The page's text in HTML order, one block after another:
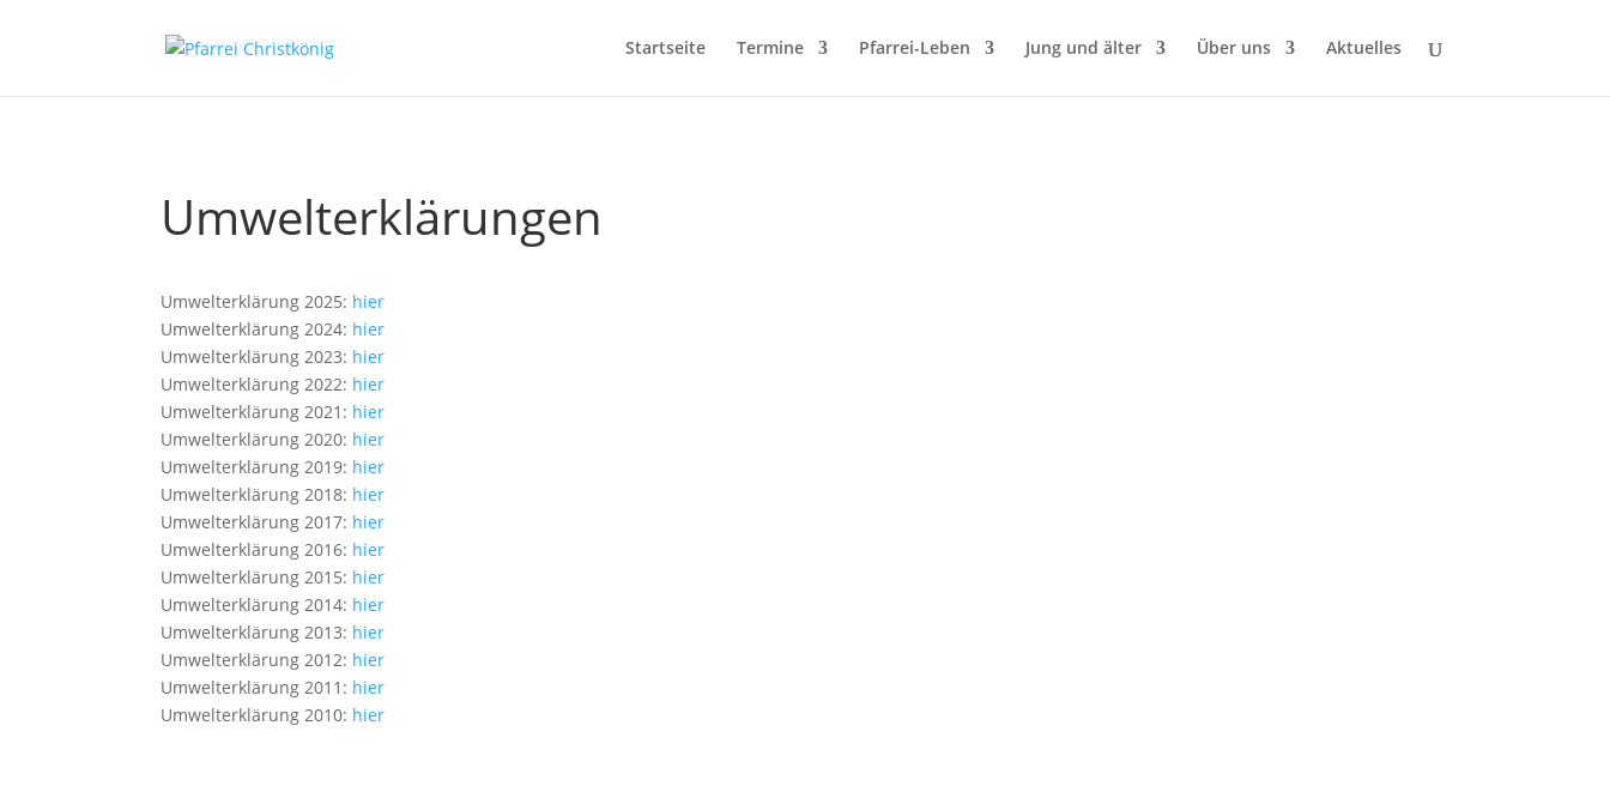
Startseite Termine Pfarrei-Leben Jung und älter Über uns Aktuelles
Umwelterklärungen
Umwelterklärung 2025: hier
Umwelterklärung 2024: hier
Umwelterklärung 2023: hier
Umwelterklärung 2022: hier
Umwelterklärung 2021: hier
Umwelterklärung 2020: hier
Umwelterklärung 2019: hier
Umwelterklärung 2018: hier
Umwelterklärung 2017: hier
Umwelterklärung 2016: hier
Umwelterklärung 2015: hier
Umwelterklärung 2014: hier
Umwelterklärung 2013: hier
Umwelterklärung 2012: hier
Umwelterklärung 2011: hier
Umwelterklärung 2010: hier